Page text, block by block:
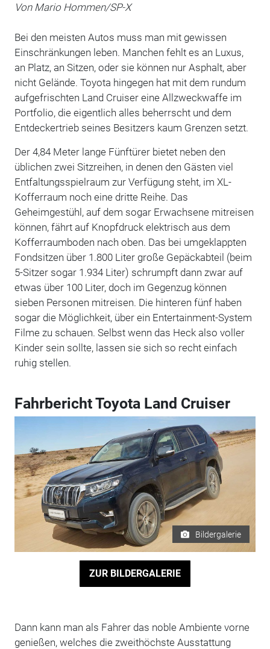
Von Mario Hommen/SP-X
Bei den meisten Autos muss man mit gewissen
Einschränkungen leben. Manchen fehlt es an Luxus,
an Platz, an Sitzen, oder sie können nur Asphalt, aber
nicht Gelände. Toyota hingegen hat mit dem rundum
aufgefrischten Land Cruiser eine Allzweckwaffe im
Portfolio, die eigentlich alles beherrscht und dem
Entdeckertrieb seines Besitzers kaum Grenzen setzt.
Der 4,84 Meter lange Fünftürer bietet neben den
üblichen zwei Sitzreihen, in denen den Gästen viel
Entfaltungsspielraum zur Verfügung steht, im XL-
Kofferraum noch eine dritte Reihe. Das
Geheimgestühl, auf dem sogar Erwachsene mitreisen
können, fährt auf Knopfdruck elektrisch aus dem
Kofferraumboden nach oben. Das bei umgeklappten
Fondsitzen über 1.800 Liter große Gepäckabteil (beim
5-Sitzer sogar 1.934 Liter) schrumpft dann zwar auf
etwas über 100 Liter, doch im Gegenzug können
sieben Personen mitreisen. Die hinteren fünf haben
sogar die Möglichkeit, über ein Entertainment-System
Filme zu schauen. Selbst wenn das Heck also voller
Kinder sein sollte, lassen sie sich so recht einfach
ruhig stellen.
Fahrbericht Toyota Land Cruiser
Bildergalerie
ZUR BILDERGALERIE
Dann kann man als Fahrer das noble Ambiente vorne
genießen, welches die zweithöchste Ausstattung